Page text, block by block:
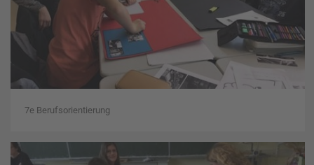
7e Berufsorientierung